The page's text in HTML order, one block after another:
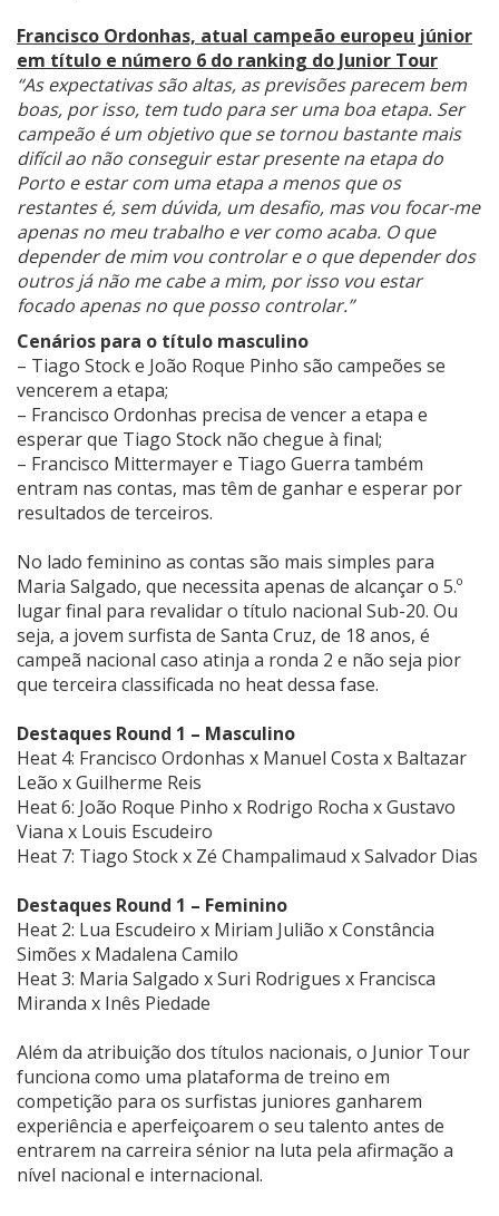
Francisco Ordonhas, atual campeão europeu júnior
em título e número 6 do ranking do Junior Tour
“As expectativas são altas, as previsões parecem bem
boas, por isso, tem tudo para ser uma boa etapa. Ser
campeão é um objetivo que se tornou bastante mais
difícil ao não conseguir estar presente na etapa do
Porto e estar com uma etapa a menos que os
restantes é, sem dúvida, um desafio, mas vou focar-me
apenas no meu trabalho e ver como acaba. O que
depender de mim vou controlar e o que depender dos
outros já não me cabe a mim, por isso vou estar
focado apenas no que posso controlar.”
Cenários para o título masculino
– Tiago Stock e João Roque Pinho são campeões se
vencerem a etapa;
– Francisco Ordonhas precisa de vencer a etapa e
esperar que Tiago Stock não chegue à final;
– Francisco Mittermayer e Tiago Guerra também
entram nas contas, mas têm de ganhar e esperar por
resultados de terceiros.
No lado feminino as contas são mais simples para
Maria Salgado, que necessita apenas de alcançar o 5.º
lugar final para revalidar o título nacional Sub-20. Ou
seja, a jovem surfista de Santa Cruz, de 18 anos, é
campeã nacional caso atinja a ronda 2 e não seja pior
que terceira classificada no heat dessa fase.
Destaques Round 1 – Masculino
Heat 4: Francisco Ordonhas x Manuel Costa x Baltazar
Leão x Guilherme Reis
Heat 6: João Roque Pinho x Rodrigo Rocha x Gustavo
Viana x Louis Escudeiro
Heat 7: Tiago Stock x Zé Champalimaud x Salvador Dias
Destaques Round 1 – Feminino
Heat 2: Lua Escudeiro x Miriam Julião x Constância
Simões x Madalena Camilo
Heat 3: Maria Salgado x Suri Rodrigues x Francisca
Miranda x Inês Piedade
Além da atribuição dos títulos nacionais, o Junior Tour
funciona como uma plataforma de treino em
competição para os surfistas juniores ganharem
experiência e aperfeiçoarem o seu talento antes de
entrarem na carreira sénior na luta pela afirmação a
nível nacional e internacional.